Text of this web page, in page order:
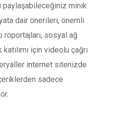
paylaşabileceğiniz minik
dair önerileri, önemli
sosyal ağ
için videolu çağrı
internet sitenizde
sadece